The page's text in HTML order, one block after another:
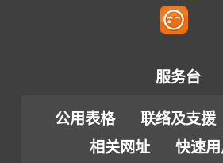
服务台
公用表格 联络及支援
相关网址
快速